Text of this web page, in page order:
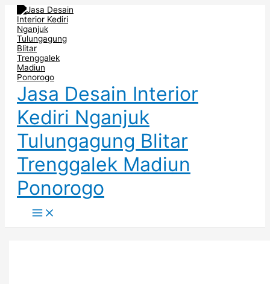
Skip
content
Jasa Desain Interior
Kediri Nganjuk
Tulungagung Blitar
Trenggalek Madiun
Ponorogo
Menu
DESAIN
TOKO
MENYENANGKAN
DI
JAKARTA
SELATAN
TIPS
MENDESAIN
TOKO
COCOK
UNTUK
USAHA
DI
TANGERANG